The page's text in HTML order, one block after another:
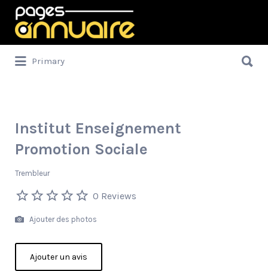
Rechercher:
Primary
Institut Enseignement
Promotion Sociale
Trembleur
0 Reviews
Ajouter des photos
Ajouter un avis